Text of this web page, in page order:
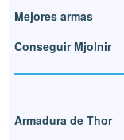
Mejores armas
Conseguir Mjolnir
Armadura de Thor